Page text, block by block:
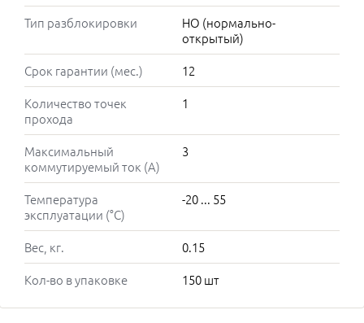
Тип разблокировки
НО (нормально-
открытый)
Срок гарантии (мес.)
12
Количество точек
прохода
1
Максимальный
коммутируемый ток (А)
3
Температура
эксплуатации (°C)
-20 ... 55
Вес, кг.
0.15
Кол-во в упаковке
150 шт